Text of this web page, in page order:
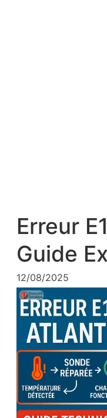
Erreur
Guide
12/08/2025